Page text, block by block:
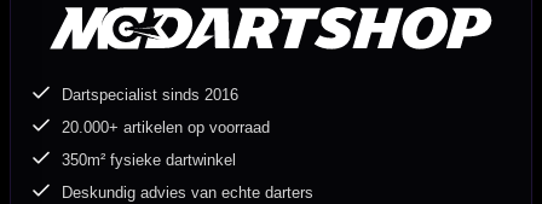
Dartspecialist sinds 2016
20.000+ artikelen op voorraad
350m² fysieke dartwinkel
Deskundig advies van echte darters